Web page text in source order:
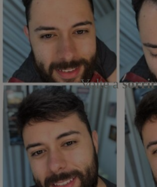
Volte asorrir